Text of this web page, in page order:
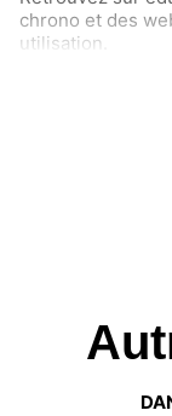
chrono et des
utilisation.